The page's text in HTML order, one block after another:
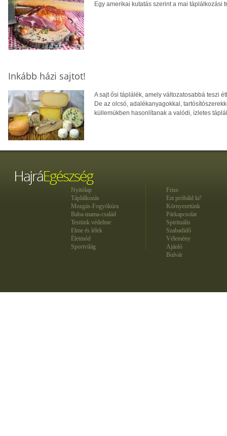
Egy amerikai kutatás szerint a mai
Inkább házi sajtot!
A sajt ősi táplálék, amely változatosabbá teszi
De az olcsó, adalékanyagokkal,
küllemükben hasonlítanak a valódi, ízletes
Nyitólap
Táplálkozás
Mozgás-Fogyókúra
Baba-mama-család
Testünk védelme
Elme és lélek
Életmód
Sportvilág
Friss
Ezt próbáld ki!
Környezetünk
Párkapcsolat
Spirituális
Szabadidő
Vélemény
Ajánló
Bulvár